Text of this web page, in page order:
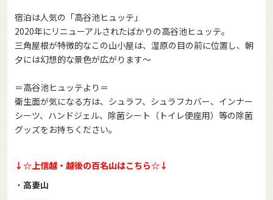
宿泊は人気の「高谷池ヒュッテ」
2020年にリニューアルされたばかりの高谷池ヒュッテ。
三角屋根が特徴的なこの山小屋は、湿原の目の前に位置し、朝
夕には幻想的な景色が広がります～
＝高谷池ヒュッテより＝
衛生面が気になる方は、シュラフ、シュラフカバー、インナー
シーツ、ハンドジェル、除菌シート（トイレ便座用）等の除菌
グッズをお持ちください。
↓☆上信越・越後の百名山はこちら☆↓
・ 高妻山